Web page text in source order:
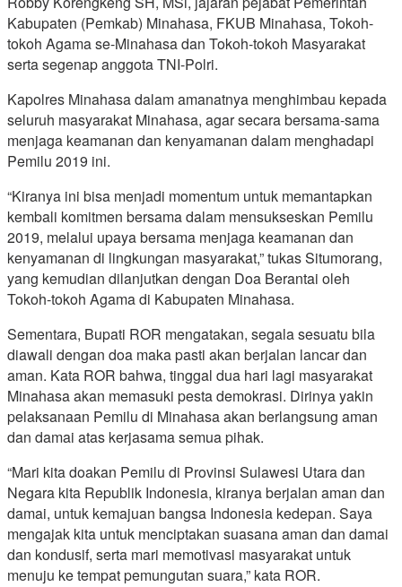
Kabupaten (Pemkab) Minahasa, FKUB Minahasa, Tokoh-
tokoh Agama se-Minahasa dan Tokoh-tokoh Masyarakat
serta segenap anggota TNI-Polri.
Kapolres Minahasa dalam amanatnya menghimbau kepada
seluruh masyarakat Minahasa, agar secara bersama-sama
menjaga keamanan dan kenyamanan dalam menghadapi
Pemilu 2019 ini.
“Kiranya ini bisa menjadi momentum untuk memantapkan
kembali komitmen bersama dalam mensukseskan Pemilu
2019, melalui upaya bersama menjaga keamanan dan
kenyamanan di lingkungan masyarakat,” tukas Situmorang,
yang kemudian dilanjutkan dengan Doa Berantai oleh
Tokoh-tokoh Agama di Kabupaten Minahasa.
Sementara, Bupati ROR mengatakan, segala sesuatu bila
diawali dengan doa maka pasti akan berjalan lancar dan
aman. Kata ROR bahwa, tinggal dua hari lagi masyarakat
Minahasa akan memasuki pesta demokrasi. Dirinya yakin
pelaksanaan Pemilu di Minahasa akan berlangsung aman
dan damai atas kerjasama semua pihak.
“Mari kita doakan Pemilu di Provinsi Sulawesi Utara dan
Negara kita Republik Indonesia, kiranya berjalan aman dan
damai, untuk kemajuan bangsa Indonesia kedepan. Saya
mengajak kita untuk menciptakan suasana aman dan damai
dan kondusif, serta mari memotivasi masyarakat untuk
menuju ke tempat pemungutan suara,” kata ROR.